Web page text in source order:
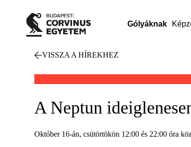
Gólyáknak
VISSZA A HÍREKHEZ
A Neptun
Október 16-án, csütörtökön 12:00 és 22:00 óra